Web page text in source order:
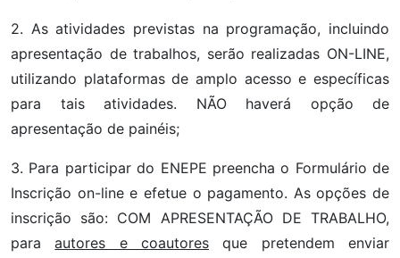
2. As atividades previstas na programação, incluindo
apresentação de trabalhos, serão realizadas ON-LINE,
utilizando plataformas de amplo acesso e específicas
para tais atividades. NÃO haverá opção de
apresentação de painéis;
3. Para participar do ENEPE preencha o Formulário de
Inscrição on-line e efetue o pagamento. As opções de
inscrição são: COM APRESENTAÇÃO DE TRABALHO,
paraautores e coautores que pretendem enviar